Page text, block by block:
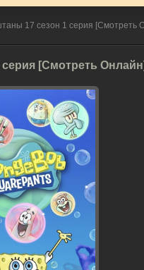
17 сезон 1 серия [Смотреть
[Смотреть